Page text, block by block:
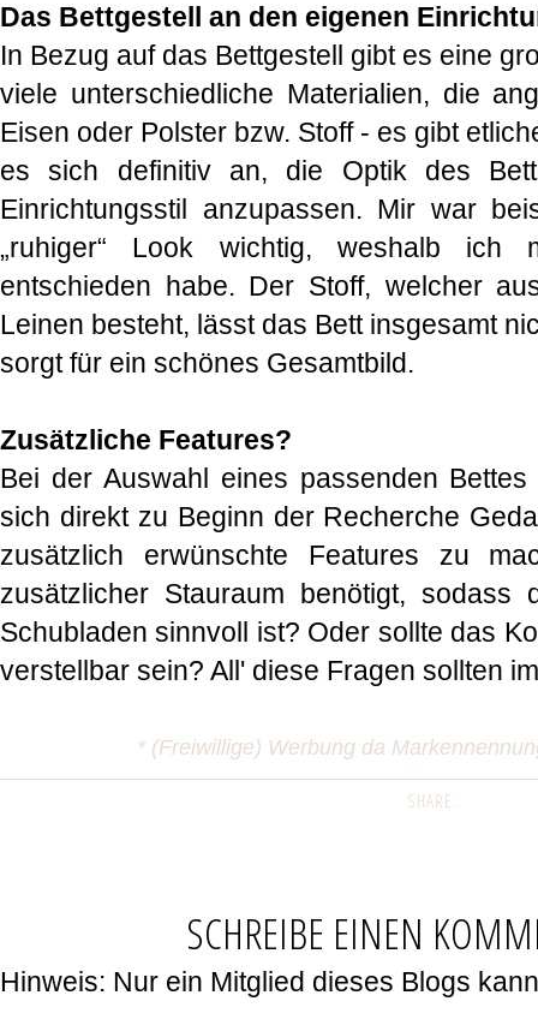
Das Bettgestell an den eigenen
In Bezug auf das Bettgestell gibt es eine
viele unterschiedliche Materialien, die
Eisen oder Polster bzw. Stoff - es gibt
es sich definitiv an, die Optik des
Einrichtungsstil anzupassen. Mir war
„ruhiger“ Look wichtig, weshalb ich
entschieden habe. Der Stoff, welcher
Leinen besteht, lässt das Bett insgesamt
sorgt für ein schönes Gesamtbild.
Zusätzliche Features?
Bei der Auswahl eines passenden
sich direkt zu Beginn der Recherche
zusätzlich erwünschte Features zu
zusätzlicher Stauraum benötigt,
Schubladen sinnvoll ist? Oder sollte das
verstellbar sein? All' diese Fragen sollten
* (Freiwillige) Werbung da
SHARE:
SCHREIBE EINEN
Hinweis: Nur ein Mitglied dieses Blogs